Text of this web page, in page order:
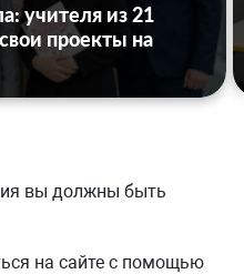
учителя из 21
проекты на
вы должны быть
на сайте с помощью